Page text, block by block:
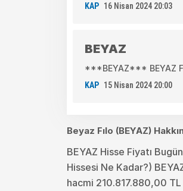
KAP 16 Nisan 2024 20:03
BEYAZ
***BEYAZ*** BEYAZ
KAP 15 Nisan 2024 20:00
Beyaz Fılo (BEYAZ)
BEYAZ Hisse Fiyatı
Hissesi Ne Kadar?)
hacmi 210.817.880,00